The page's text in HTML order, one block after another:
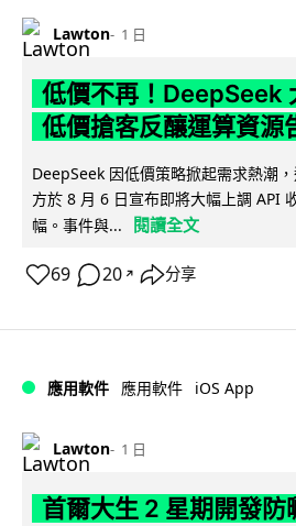
Lawton 1 日
低價不再！DeepSeek
低價搶客反釀運算資源
DeepSeek 因低價策略掀起需求熱潮
方於 8 月 6 日宣布即將大幅上調 API
幅。事件與...
閱讀全文
69 20 ↗ 分享
應用軟件 應用軟件 iOS App
Lawton 1 日
首爾大生 2 星期開發防